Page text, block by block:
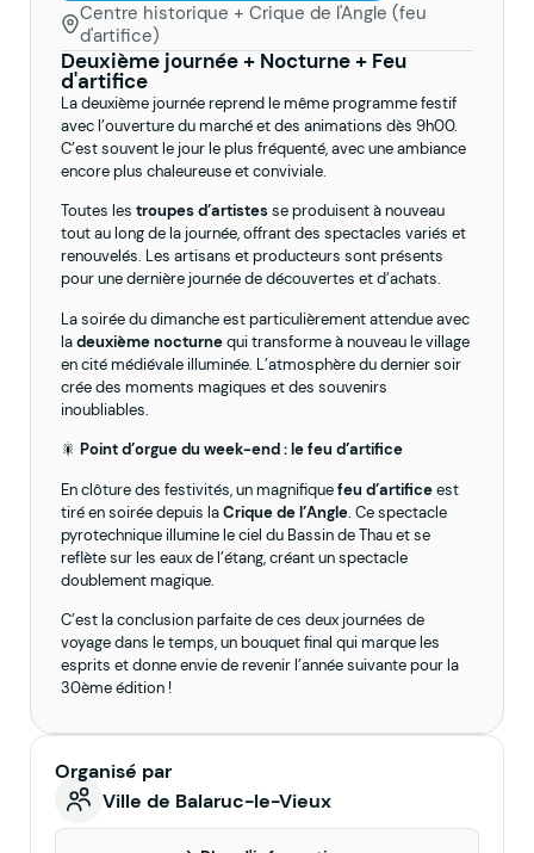
Centre historique + Crique de l'Angle (feu
d'artifice)
Deuxième journée + Nocturne + Feu
d'artifice
La deuxième journée reprend le même programme festif
avec l’ouverture du marché et des animations dès 9h00.
C’est souvent le jour le plus fréquenté, avec une ambiance
encore plus chaleureuse et conviviale.
Toutes les troupes d’artistesse produisent à nouveau
tout au long de la journée, offrant des spectacles variés et
renouvelés. Les artisans et producteurs sont présents
pour une dernière journée de découvertes et d’achats.
La soirée du dimanche est particulièrement attendue avec
ladeuxième nocturnequi transforme à nouveau le village
en cité médiévale illuminée. L’atmosphère du dernier soir
crée des moments magiques et des souvenirs
inoubliables.
🎇 Point d’orgue du week-end : le feu d’artifice
En clôture des festivités, un magnifiquefeu d’artificeest
tiré en soirée depuis laCrique de l’Angle. Ce spectacle
pyrotechnique illumine le ciel du Bassin de Thau et se
reflète sur les eaux de l’étang, créant un spectacle
doublement magique.
C’est la conclusion parfaite de ces deux journées de
voyage dans le temps, un bouquet final qui marque les
esprits et donne envie de revenir l’année suivante pour la
30ème édition !
Organisé par
Ville de Balaruc-le-Vieux